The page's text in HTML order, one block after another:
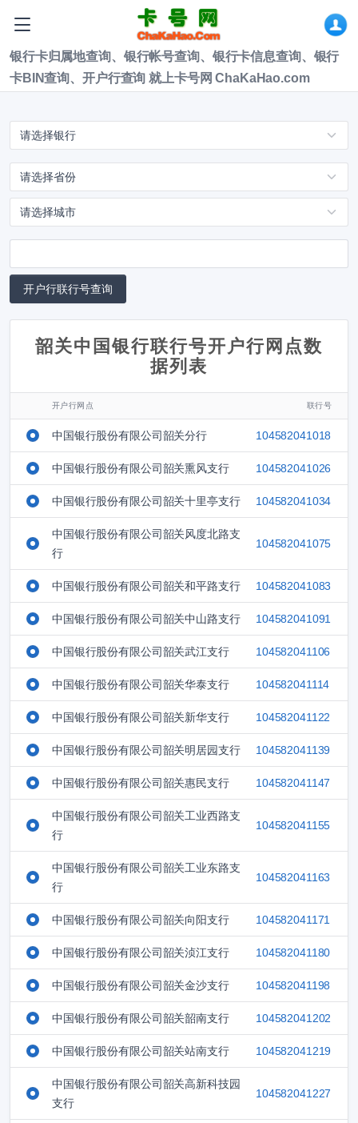
银行卡归属地查询、银行帐号查询、银行卡信息查询、银行
卡BIN查询、开户行查询 就上卡号网 ChaKaHao.com
韶关中国银行联行号开户行网点数
据列表
开户行网点 联行号
中国银行股份有限公司韶关分行 104582041018
中国银行股份有限公司韶关熏风支行 104582041026
中国银行股份有限公司韶关十里亭支行 104582041034
中国银行股份有限公司韶关风度北路支
行
104582041075
中国银行股份有限公司韶关和平路支行 104582041083
中国银行股份有限公司韶关中山路支行 104582041091
中国银行股份有限公司韶关武江支行 104582041106
中国银行股份有限公司韶关华泰支行 104582041114
中国银行股份有限公司韶关新华支行 104582041122
中国银行股份有限公司韶关明居园支行 104582041139
中国银行股份有限公司韶关惠民支行 104582041147
中国银行股份有限公司韶关工业西路支
行
104582041155
中国银行股份有限公司韶关工业东路支
行
104582041163
中国银行股份有限公司韶关向阳支行 104582041171
中国银行股份有限公司韶关浈江支行 104582041180
中国银行股份有限公司韶关金沙支行 104582041198
中国银行股份有限公司韶关韶南支行 104582041202
中国银行股份有限公司韶关站南支行 104582041219
中国银行股份有限公司韶关高新科技园
支行
104582041227